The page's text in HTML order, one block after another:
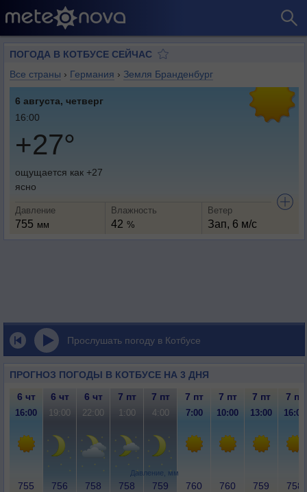
ПОГОДА В КОТБУСЕ СЕЙЧАС
Все страны › Германия › Земля Бранденбург
6 августа, четверг
16:00
+27°
ощущается как +27
ясно
Давление
755 мм
Влажность
42 %
Ветер
Зап, 6 м/с
Прослушать погоду в Котбусе
ПРОГНОЗ ПОГОДЫ В КОТБУСЕ НА 3 ДНЯ
Давление, мм
6 чт 6 чт 6 чт 7 пт 7 пт 7 пт 7 пт 7 пт 7 пт
16:00 19:00 22:00 1:00 4:00 7:00 10:00 13:00 16:00
755 756 758 758 759 760 760 759 758